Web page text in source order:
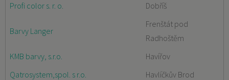
Profi color s. r. o.
Dobříš
Barvy Langer
Frenštát pod
Radhoštěm
KMB barvy, s.r.o.
Havířov
Qatrosystem,spol. s r.o.
Havlíčkův Brod